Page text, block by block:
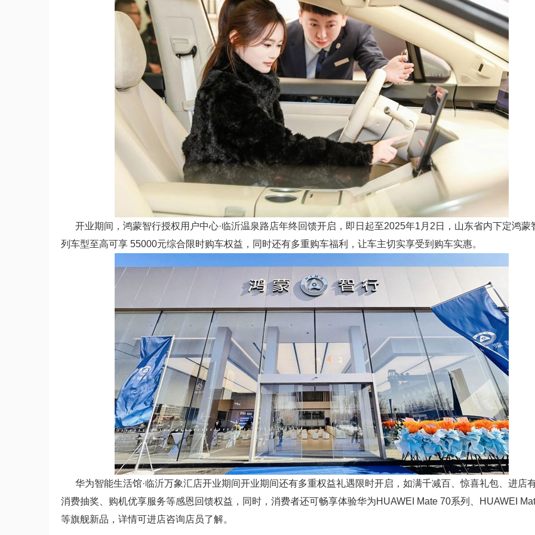
开业期间，鸿蒙智行授权用户中心·临沂温泉路店年终回馈开启，即日起至2025年1月2日，山东省内下定鸿蒙
列车型至高可享 55000元综合限时购车权益，同时还有多重购车福利，让车主切实享受到购车实惠。
华为智能生活馆·临沂万象汇店开业期间开业期间还有多重权益礼遇限时开启，如满千减百、惊喜礼包、进店
消费抽奖、购机优享服务等感恩回馈权益，同时，消费者还可畅享体验华为HUAWEI Mate 70系列、HUAWEI
等旗舰新品，详情可进店咨询店员了解。